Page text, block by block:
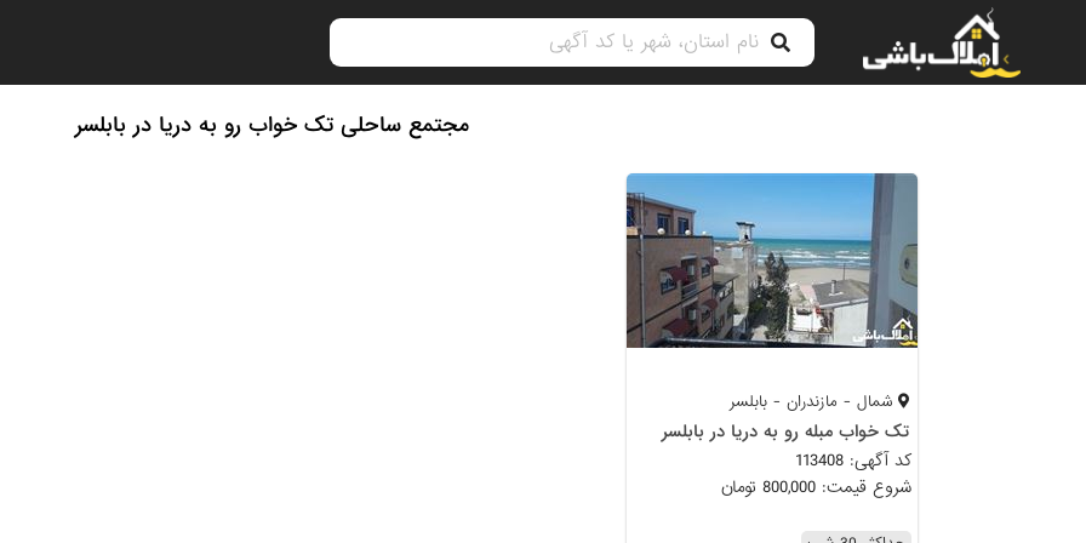
مجتمع ساحلی تک خواب رو به دریا در بابلسر
شمال - مازندران - بابلسر
تک خواب مبله رو به دریا در بابلسر
کد آگهی: 113408
شروع قیمت: 800,000 تومان